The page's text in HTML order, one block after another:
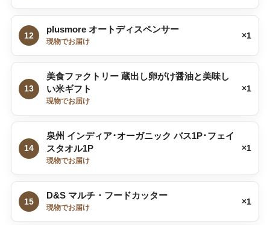
12
plusmore オートディスペンサー
現物でお届け
×1
13
美食ファクトリー 蔵出し卵がけ醤油と美味し
い米ギフト
現物でお届け
×1
14
泉州 インディア･オーガニック バス1P･フェイ
スタオル1P
現物でお届け
×1
15
D&S マルチ・フードカッター
現物でお届け
×1